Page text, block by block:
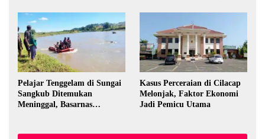
Pelajar Tenggelam di Sungai
Sangkub Ditemukan
Meninggal, Basarnas
Kasus Perceraian di Cilacap
Melonjak, Faktor Ekonomi
Jadi Pemicu Utama